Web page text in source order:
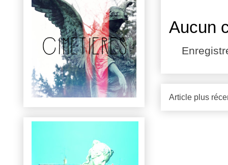
Aucun
Article plus